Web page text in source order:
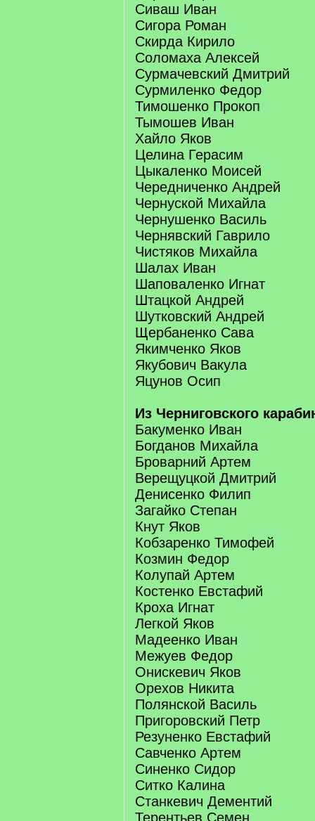
Сиваш Иван
Сигора Роман
Скирда Кирило
Соломаха Алексей
Сурмачевский Дмитрий
Сурмиленко Федор
Тимошенко Прокоп
Тымошев Иван
Хайло Яков
Целина Герасим
Цыкаленко Моисей
Чередниченко Андрей
Чернуской Михайла
Чернушенко Василь
Чернявский Гаврило
Чистяков Михайла
Шалах Иван
Шаповаленко Игнат
Штацкой Андрей
Шутковский Андрей
Щербаненко Сава
Якимченко Яков
Якубович Вакула
Яцунов Осип
Из Черниговского
Бакуменко Иван
Богданов Михайла
Броварний Артем
Верещуцкой Дмитрий
Денисенко Филип
Загайко Степан
Кнут Яков
Кобзаренко Тимофей
Козмин Федор
Колупай Артем
Костенко Евстафий
Кроха Игнат
Легкой Яков
Мадеенко Иван
Межуев Федор
Онискевич Яков
Орехов Никита
Полянской Василь
Пригоровский Петр
Резуненко Евстафий
Савченко Артем
Синенко Сидор
Ситко Калина
Станкевич Дементий
Терентьев Семен